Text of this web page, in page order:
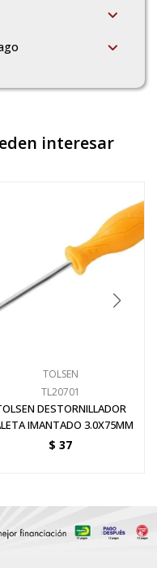
interesar
TOLSEN
TL20701
DESTORNILLADOR
IMANTADO 3.0X75MM
$ 37